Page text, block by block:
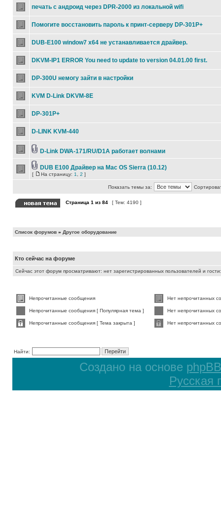
печать с андроид через DPR-2000 из локальной wifi
Помогите восстановить пароль к принт-серверу DP-301P+
DUB-E100 window7 x64 не устанавливается драйвер.
DKVM-IP1 ERROR You need to update to version 04.01.00 first.
DP-300U немогу зайти в настройки
KVM D-Link DKVM-8E
DP-301P+
D-LINK KVM-440
D-Link DWA-171/RU/D1A работает волнами
DUB E100 Драйвер на Mac OS Sierra (10.12)
[ На страницу: 1 2 ]
Показать темы за:
Страница 1 из 84 [ Тем: 4190 ]
Список форумов » Другое оборудование
Кто сейчас на форуме
Сейчас этот форум просматривают: нет зарегистрированных пользователей и
Непрочитанные сообщения Нет непрочитанных
Непрочитанные сообщения [ Популярная тема ] Нет непрочитанных
Непрочитанные сообщения [ Тема закрыта ] Нет непрочитанных
Найти:
Создано на основе phpBB
Русская